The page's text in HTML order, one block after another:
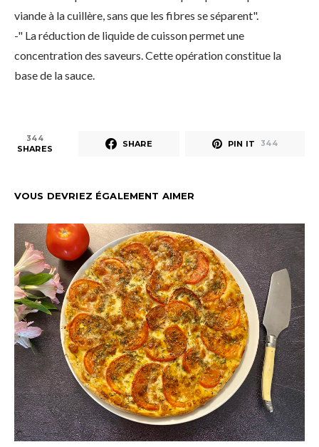
viande à la cuillère, sans que les fibres se séparent".
-" La réduction de liquide de cuisson permet une
concentration des saveurs. Cette opération constitue la
base de la sauce.
344
SHARES SHARE PIN IT 344
VOUS DEVRIEZ ÉGALEMENT AIMER